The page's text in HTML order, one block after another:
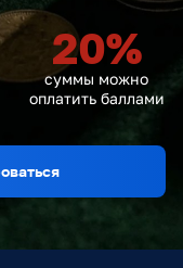
20%
суммы можно
оплатить баллами